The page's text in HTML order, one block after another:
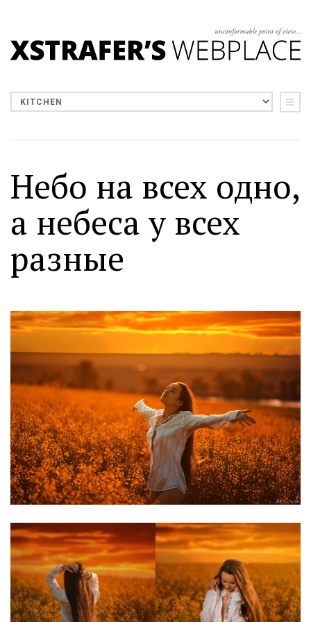
Небо на всех одно,
а небеса у всех
разные
Moldova sightseeings
Blog Archives
To-Do
Wishlist
Связаться со мной
TAGZZZZ
24-70/2.8(52) 35mm/1.4 (14)
automotive(22) Balti(32) D800(88)
drone(19) fujifilm(28) hobby(32)
homestudio(16) howto(17)
Internet(43) Kate(56) kitchen(27)
mavic2pro(20) MavicXS(13)